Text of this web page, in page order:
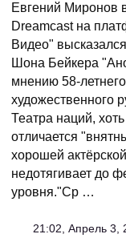
Евгений Миронов
Dreamcast на
Видео"
Шона Бейкера
мнению 58-
художественного
Театра наций,
отличается
хорошей
недотягивает до
уровня."Ср …
21:02, Апрель 3,